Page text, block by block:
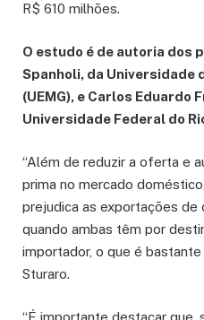
R$ 610 milhões.
O estudo é de autoria dos
Spanholi, da Universidade
(UEMG), e Carlos Eduardo
Universidade Federal do
“Além de reduzir a oferta e
prima no mercado
prejudica as exportações de
quando ambas têm por
importador, o que é bastante
Sturaro.